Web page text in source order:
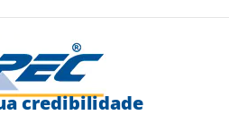
credibilidade